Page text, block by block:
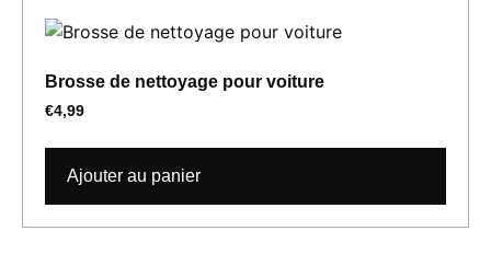
Brosse de nettoyage pour voiture
€4,99
Ajouter au panier